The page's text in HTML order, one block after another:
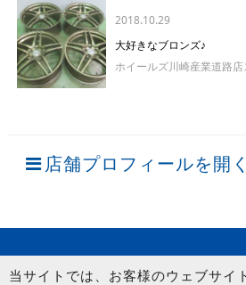
2018.10.29
大好きなブロンズ♪
ホイールズ川崎産業道路店
店舗プロフィールを開く
当サイトでは、お客様のウェブサイ